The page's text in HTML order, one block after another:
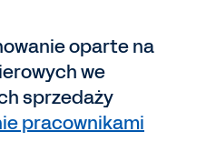
oparte na
we
sprzedaży
pracownikami